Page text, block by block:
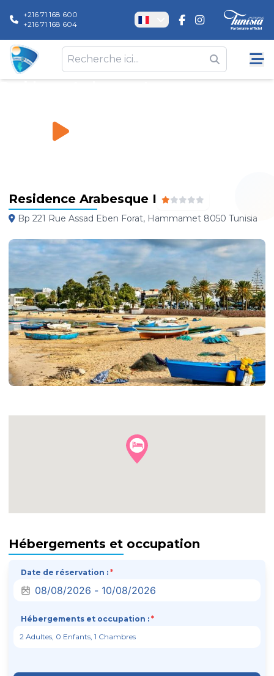
+216 71 168 600
+216 71 168 604
Residence Arabesque I
Bp 221 Rue Assad Eben Forat, Hammamet 8050 Tunisia
Hébergements et occupation
Date de réservation : *
Hébergements et occupation : *